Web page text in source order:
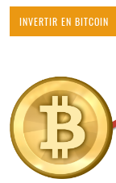
INVERTIR EN BITCOIN